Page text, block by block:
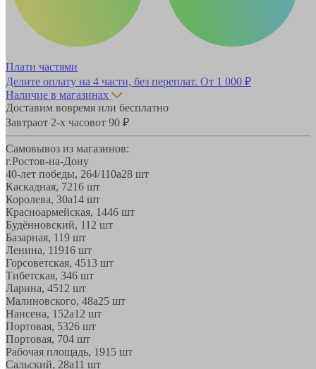
Плати частями
Делите оплату на 4 части, без переплат. От 1 000 ₽
Наличие в магазинах
Доставим вовремя или бесплатно
Завтраот 2-х часовот 90 ₽
Самовывоз из магазинов:
г.Ростов-на-Дону
40-лет победы, 264/110а28 шт
Каскадная, 7216 шт
Королева, 30а14 шт
Красноармейская, 1446 шт
Будённовский, 11 2 шт
Базарная, 119 шт
Ленина, 11916 шт
Горсоветская, 4513 шт
Тибетская, 346 шт
Ларина, 4512 шт
Малиновского, 48а25 шт
Нансена, 152а12 шт
Портовая, 5326 шт
Портовая, 704 шт
Рабочая площадь, 1915 шт
Сальский, 28a11 шт